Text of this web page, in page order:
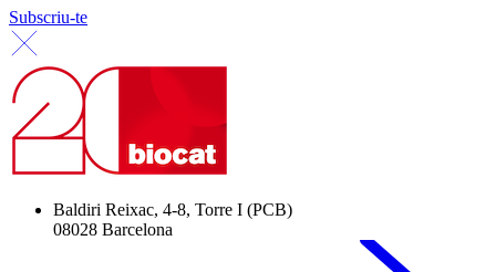
Subscriu-te
Baldiri Reixac, 4-8, Torre I (PCB)
08028 Barcelona